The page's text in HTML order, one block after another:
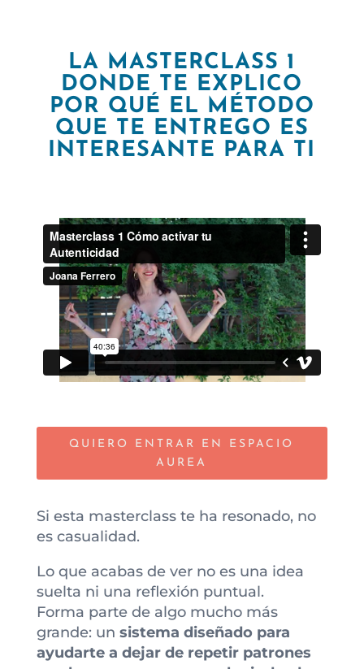
LA MASTERCLASS 1
DONDE TE EXPLICO
POR QUÉ EL MÉTODO
QUE TE ENTREGO ES
INTERESANTE PARA TI
QUIERO ENTRAR EN ESPACIO
AUREA
Si esta masterclass te ha resonado, no
es casualidad.
Lo que acabas de ver no es una idea
suelta ni una reflexión puntual.
Forma parte de algo mucho más
grande: un sistema diseñado para
ayudarte a dejar de repetir patrones